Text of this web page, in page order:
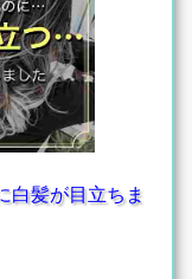
白髪が目立ちま